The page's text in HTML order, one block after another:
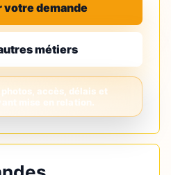
votre demande
métiers